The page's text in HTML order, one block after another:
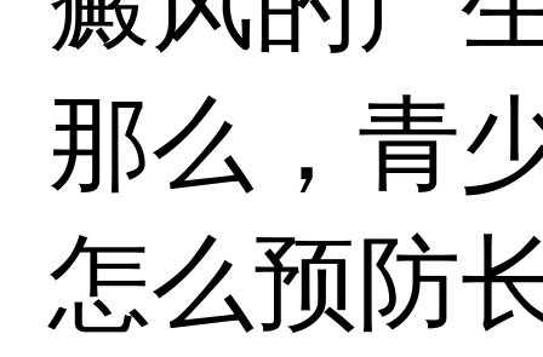
那么，青
怎么预防